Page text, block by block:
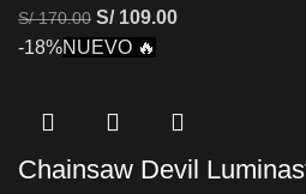
S/170.00 S/109.00
-18%NUEVO 🔥
Chainsaw Devil